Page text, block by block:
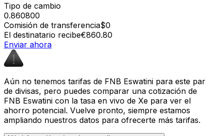
Tipo de cambio
0.860800
Comisión de transferencia$0
El destinatario recibe€860.80
Enviar ahora
Aún no tenemos tarifas de FNB Eswatini para este par
de divisas, pero puedes comparar una cotización de
FNB Eswatini con la tasa en vivo de Xe para ver el
ahorro potencial. Vuelve pronto, siempre estamos
ampliando nuestros datos para ofrecerte más tarifas.